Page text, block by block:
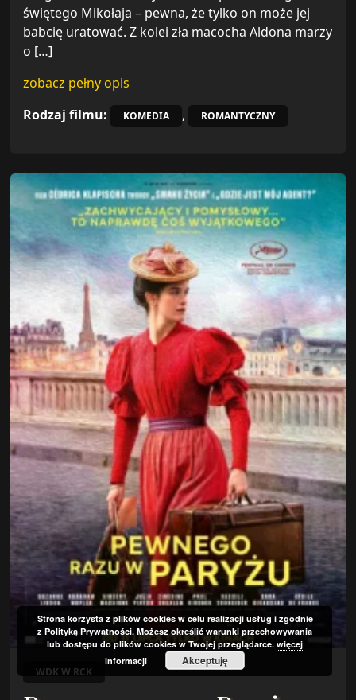
świętego Mikołaja – pewna, że tylko on może jej
babcię uratować. Z kolei zła macocha Aldona marzy
o […]
zobacz pełny opis
Rodzaj filmu:
KOMEDIA , ROMANTYCZNY
WDK W RCK
Strona korzysta z plików cookies w celu realizacji usług i zgodnie
z Polityką Prywatności. Możesz określić warunki przechowywania
lub dostępu do plików cookies w Twojej przeglądarce.więcej
informacji
Akceptuję